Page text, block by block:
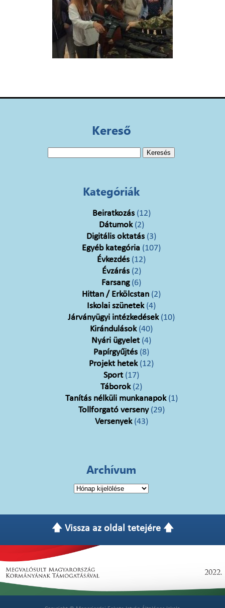
Kereső
Kategóriák
Beiratkozás(12)
Dátumok(2)
Digitális oktatás (3)
Egyéb kategória (107)
Évkezdés (12)
Évzárás(2)
Farsang(6)
Hittan / Erkölcstan (2)
Iskolai szünetek(4)
Járványügyi intézkedések(10)
Kirándulások(40)
Nyári ügyelet(4)
Papírgyűjtés (8)
Projekt hetek(12)
Sport(17)
Táborok(2)
Tanítás nélküli munkanapok(1)
Tollforgató verseny(29)
Versenyek(43)
Archívum
Archívum
🡅 Vissza az oldal tetejére 🡅